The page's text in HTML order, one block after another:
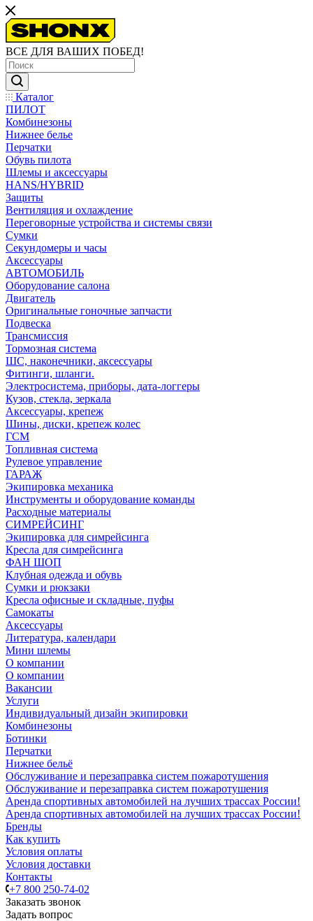
ВСЕ ДЛЯ ВАШИХ ПОБЕД!
Каталог
ПИЛОТ
Комбинезоны
Нижнее белье
Перчатки
Обувь пилота
Шлемы и аксессуары
HANS/HYBRID
Защиты
Вентиляция и охлаждение
Переговорные устройства и системы связи
Сумки
Секундомеры и часы
Аксессуары
АВТОМОБИЛЬ
Оборудование салона
Двигатель
Оригинальные гоночные запчасти
Подвеска
Трансмиссия
Тормозная система
ШС, наконечники, аксессуары
Фитинги, шланги.
Электросистема, приборы, дата-логгеры
Кузов, стекла, зеркала
Аксессуары, крепеж
Шины, диски, крепеж колес
ГСМ
Топливная система
Рулевое управление
ГАРАЖ
Экипировка механика
Инструменты и оборудование команды
Расходные материалы
СИМРЕЙСИНГ
Экипировка для симрейсинга
Кресла для симрейсинга
ФАН ШОП
Клубная одежда и обувь
Сумки и рюкзаки
Кресла офисные и складные, пуфы
Самокаты
Аксессуары
Литература, календари
Мини шлемы
О компании
О компании
Вакансии
Услуги
Индивидуальный дизайн экипировки
Комбинезоны
Ботинки
Перчатки
Нижнее бельё
Обслуживание и перезаправка систем пожаротушения
Обслуживание и перезаправка систем пожаротушения
Аренда спортивных автомобилей на лучших трассах России!
Аренда спортивных автомобилей на лучших трассах России!
Бренды
Как купить
Условия оплаты
Условия доставки
Контакты
+7 800 250-74-02
Заказать звонок
Задать вопрос